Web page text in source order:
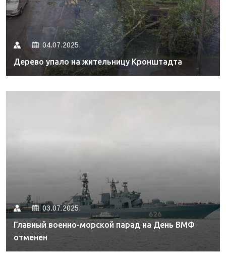
04.07.2025.
Дерево упало на жительницу Кронштадта
03.07.2025.
Главный военно-морской парад на День ВМФ
отменен